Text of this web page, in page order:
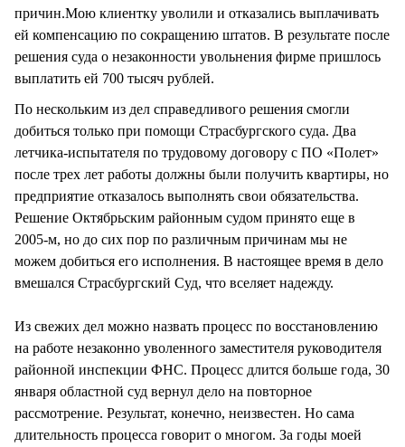
причин.Мою клиентку уволили и отказались выплачивать
ей компенсацию по сокращению штатов. В результате после
решения суда о незаконности увольнения фирме пришлось
выплатить ей 700 тысяч рублей.
По нескольким из дел справедливого решения смогли
добиться только при помощи Страсбургского суда. Два
летчика-испытателя по трудовому договору с ПО «Полет»
после трех лет работы должны были получить квартиры, но
предприятие отказалось выполнять свои обязательства.
Решение Октябрьским районным судом принято еще в
2005-м, но до сих пор по различным причинам мы не
можем добиться его исполнения. В настоящее время в дело
вмешался Страсбургский Суд, что вселяет надежду.
Из свежих дел можно назвать процесс по восстановлению
на работе незаконно уволенного заместителя руководителя
районной инспекции ФНС. Процесс длится больше года, 30
января областной суд вернул дело на повторное
рассмотрение. Результат, конечно, неизвестен. Но сама
длительность процесса говорит о многом. За годы моей